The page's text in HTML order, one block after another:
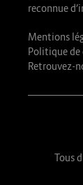
reconnue
Mentions
Politique
Retrouvez-
Tous